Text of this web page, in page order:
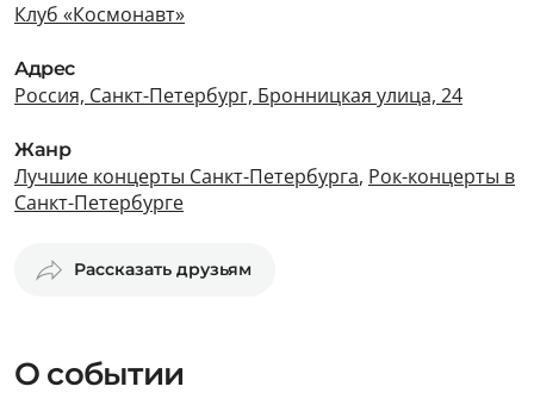
Клуб «Космонавт»
Адрес
Россия, Санкт-Петербург, Бронницкая улица, 24
Жанр
Лучшие концерты Санкт-Петербурга, Рок-концерты в
Санкт-Петербурге
Рассказать друзьям
О событии